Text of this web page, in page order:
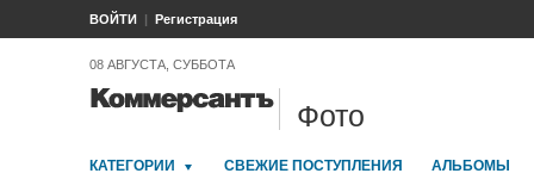
ВОЙТИ Регистрация
08 АВГУСТА, СУББОТА
Фото
КАТЕГОРИИ СВЕЖИЕ ПОСТУПЛЕНИЯ АЛЬБОМЫ